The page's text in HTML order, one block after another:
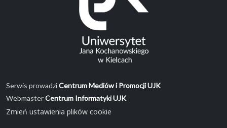
Serwis prowadziCentrum Mediów i Promocji UJK
WebmasterCentrum Informatyki UJK
Zmień ustawienia plików cookie